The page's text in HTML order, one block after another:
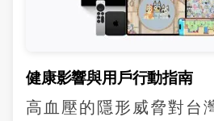
健康影響與用戶行動指南
高血壓的隱形威脅對台